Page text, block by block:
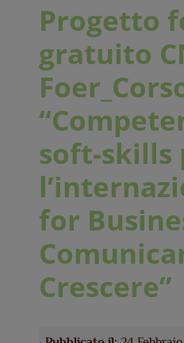
Progetto
gratuito
soft-skills
for
Crescere”